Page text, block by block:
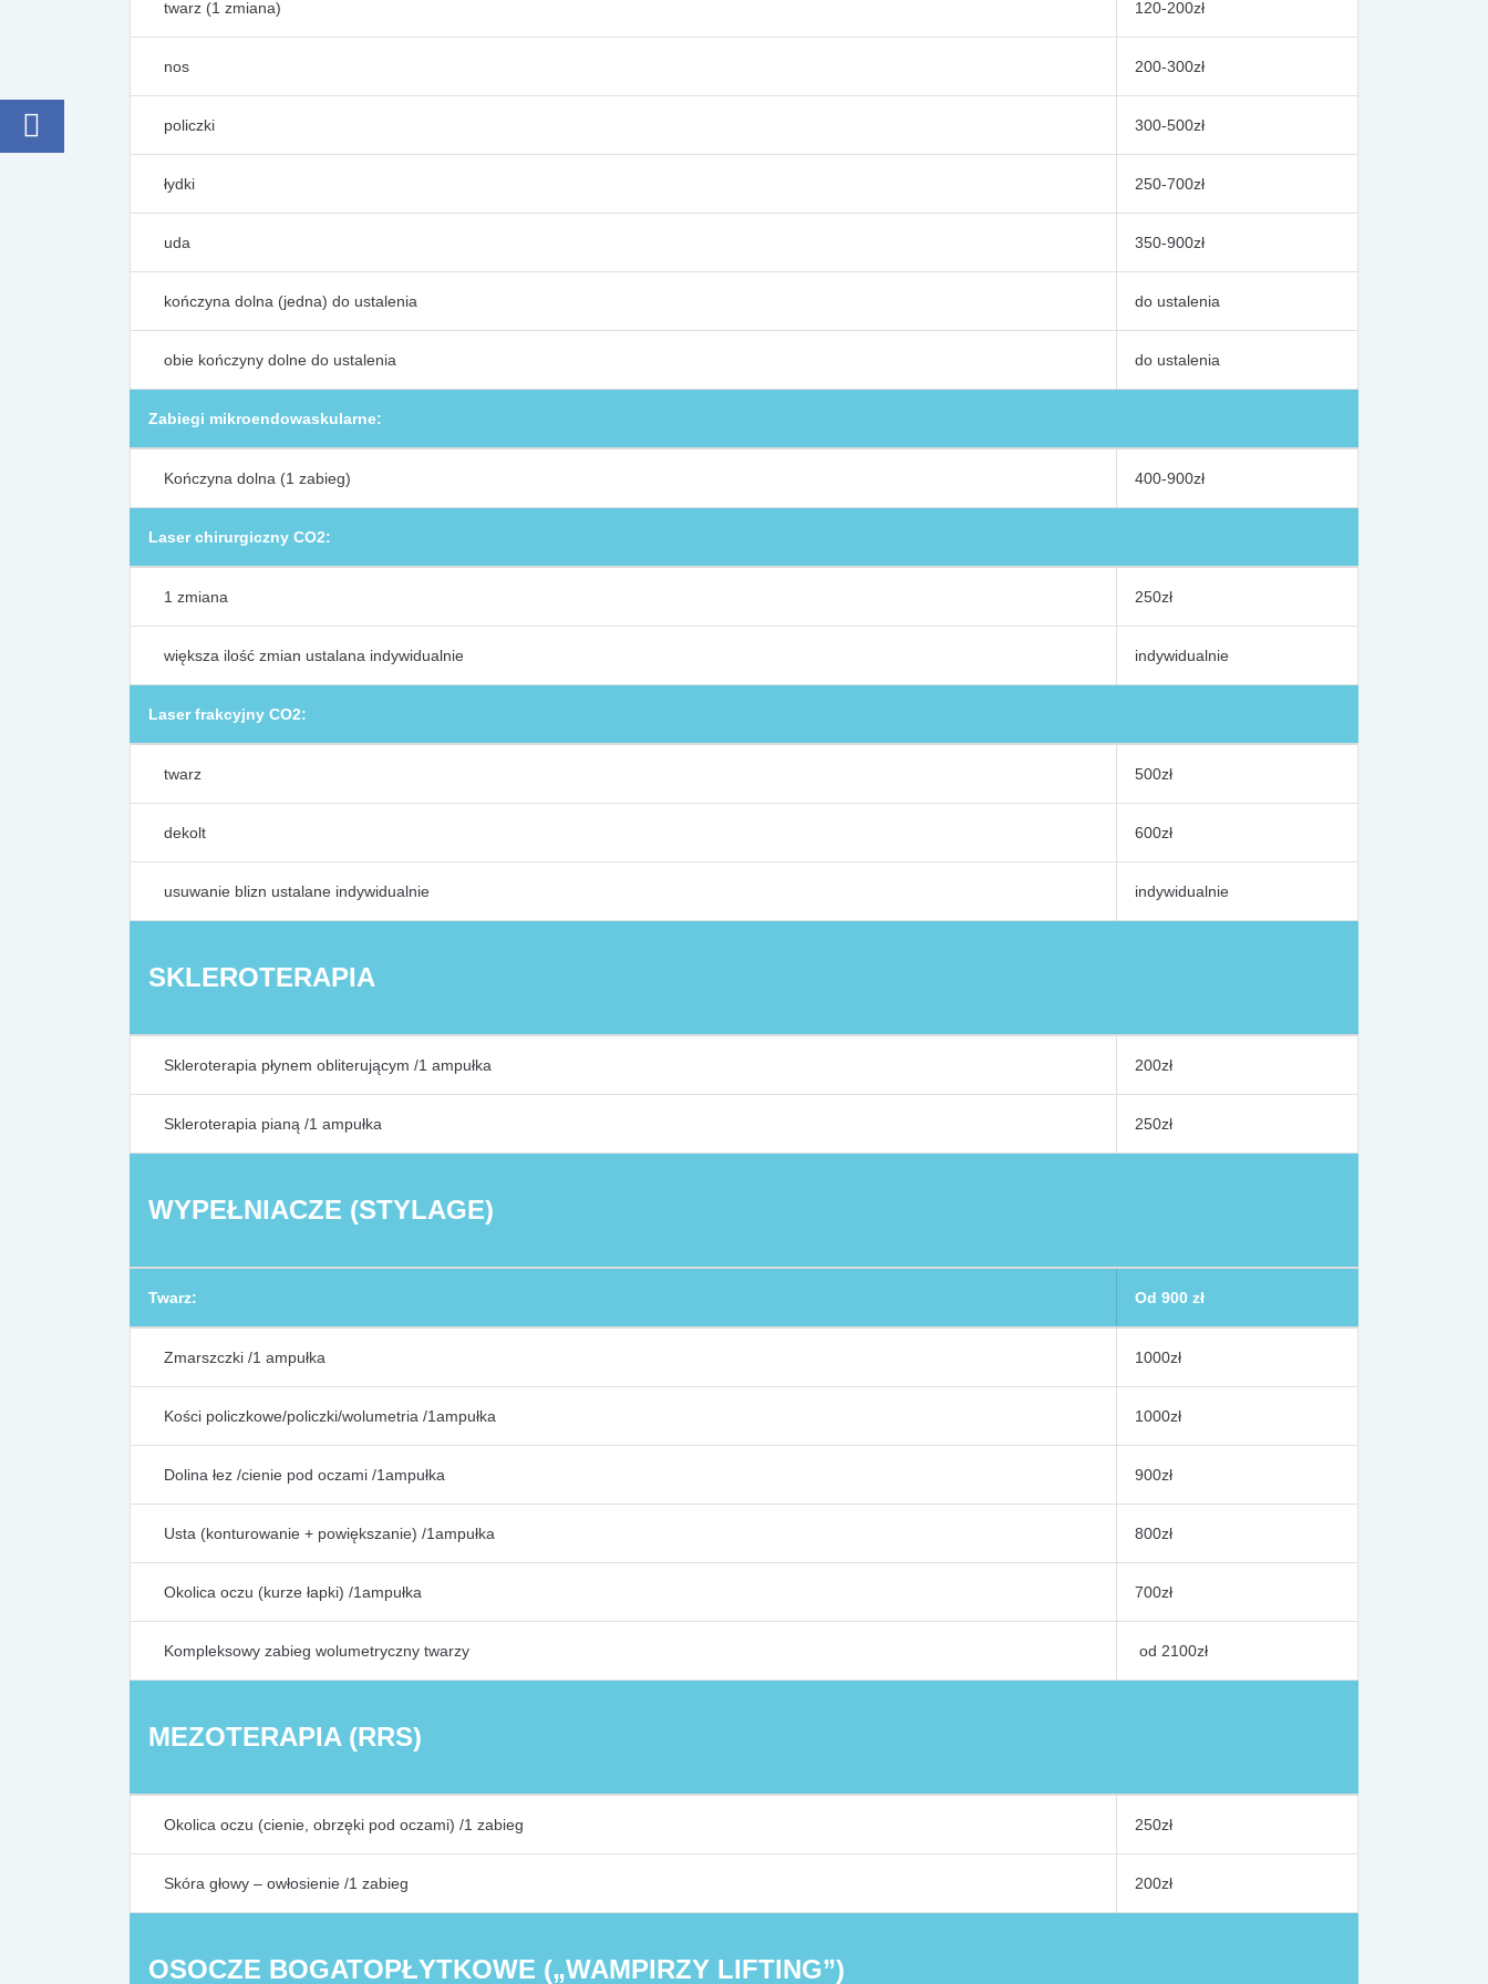
twarz (1 zmiana) 120-200zł
nos 200-300zł
policzki 300-500zł
łydki 250-700zł
uda 350-900zł
kończyna dolna (jedna) do ustalenia do ustalenia
obie kończyny dolne do ustalenia do ustalenia
Zabiegi mikroendowaskularne:
Kończyna dolna (1 zabieg) 400-900zł
Laser chirurgiczny CO2:
1 zmiana 250zł
większa ilość zmian ustalana indywidualnie indywidualnie
Laser frakcyjny CO2:
twarz 500zł
dekolt 600zł
usuwanie blizn ustalane indywidualnie indywidualnie
SKLEROTERAPIA
Skleroterapia płynem obliterującym /1 ampułka 200zł
Skleroterapia pianą /1 ampułka 250zł
WYPEŁNIACZE (STYLAGE)
Twarz: Od 900 zł
Zmarszczki /1 ampułka 1000zł
Kości policzkowe/policzki/wolumetria /1ampułka 1000zł
Dolina łez /cienie pod oczami /1ampułka 900zł
Usta (konturowanie + powiększanie) /1ampułka 800zł
Okolica oczu (kurze łapki) /1ampułka 700zł
Kompleksowy zabieg wolumetryczny twarzy od 2100zł
MEZOTERAPIA (RRS)
Okolica oczu (cienie, obrzęki pod oczami) /1 zabieg 250zł
Skóra głowy – owłosienie /1 zabieg 200zł
OSOCZE BOGATOPŁYTKOWE („WAMPIRZY LIFTING”)